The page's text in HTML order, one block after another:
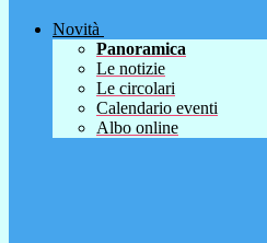
Novità
Panoramica
Le notizie
Le circolari
Calendario eventi
Albo online